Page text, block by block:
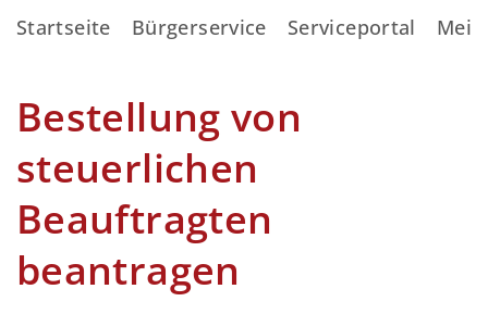
Startseite Bürgerservice Serviceportal
Bestellung von
steuerlichen
Beauftragten
beantragen